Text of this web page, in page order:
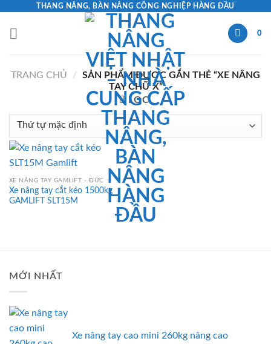
content
THANG NÂNG, BÀN NÂNG CÔNG NGHIỆP HÀNG ĐẦU
0
TRANG CHỦ /
SẢN PHẨM ĐƯỢC GẮN THẺ “XE NÂNG
TAY CHỮ X”
LỌC
XE NÂNG TAY GAMLIFT - ĐỨC
Xe nâng tay cắt kéo 1500kg
GAMLIFT SLT15M
MỚI NHẤT
Xe nâng tay cao mini 260kg nâng cao